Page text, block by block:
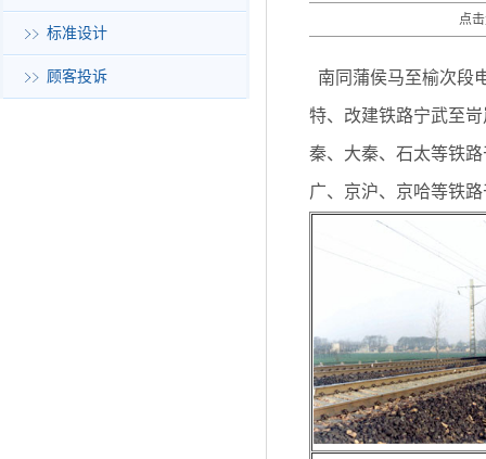
标准设计
顾客投诉
点
南同蒲侯马至榆次段
特、改建铁路宁武至
秦、大秦、石太等铁
广、京沪、京哈等铁